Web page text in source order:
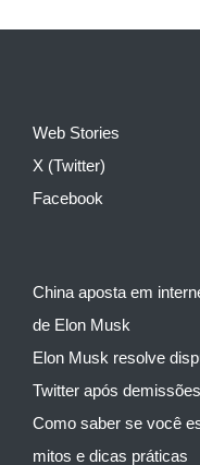
Web Stories
X (Twitter)
Facebook
China aposta em
de Elon Musk
Elon Musk resolve
Twitter após
Como saber se você
mitos e dicas práticas